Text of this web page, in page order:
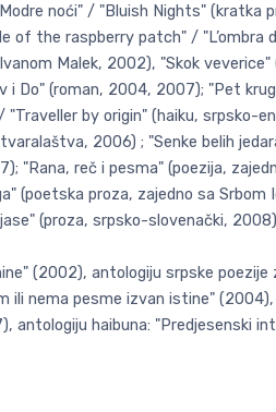
noći" / "Bluish Nights" (kratka
of the raspberry patch" /
Malek, 2002), "Skok
i Do" (roman, 2004, 2007); "Pet
by origin" (haiku, srpsko-
2006) ; "Senke belih
"Rana, reč i pesma" (poezija,
(poetska proza, zajedno sa
(proza, srpsko-slovenački,
(2002), antologiju srpske
ili nema pesme izvan istine"
antologiju haibuna: "Predjesenski